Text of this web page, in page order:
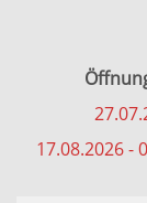
17.08.2026 -